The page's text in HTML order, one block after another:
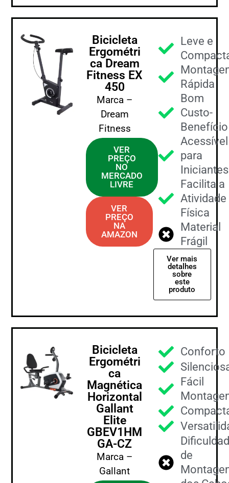
Bicicleta
Ergométri
ca Dream
Fitness EX
450
Marca –
Dream
Fitness
VER
PREÇO
NO
MERCADO
LIVRE
VER
PREÇO
NA
AMAZON
Leve e
Rápida
Bom
Custo-
Benefício
Acessível
para
Iniciantes
Facilita a
Atividade
Física
Material
Frágil
Ver mais
detalhes
sobre
este
produto
Bicicleta
Ergométri
ca
Magnética
Horizontal
Gallant
Elite
GBEV1HM
GA-CZ
Marca –
Gallant
Conforto
Fácil
de